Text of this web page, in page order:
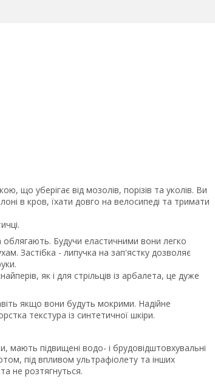
що уберігає від мозолів, порізів та уколів. Ви
в кров, їхати довго на велосипеді та тримати
Будучи еластичними вони легко
Застібка - липучка на зап'ястку дозволяє
як і для стрільців із арбалета, це дуже
якщо вони будуть мокрими. Надійне
текстура із синтетичної шкіри.
підвищені водо- і брудовідштовхувальні
під впливом ультрафіолету та інших
не розтягнуться.